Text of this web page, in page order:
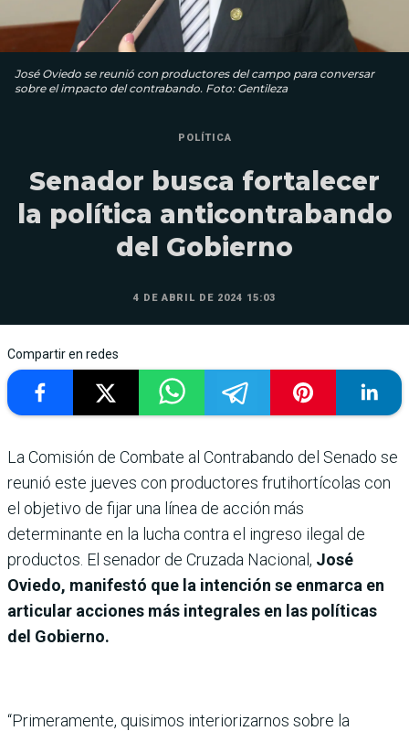
José Oviedo se reunió con productores del campo para conversar
sobre el impacto del contrabando. Foto: Gentileza
POLÍTICA
Senador busca fortalecer
la política anticontrabando
del Gobierno
4 DE ABRIL DE 2024 15:03
Compartir en redes
La Comisión de Combate al Contrabando del Senado se
reunió este jueves con productores frutihortícolas con
el objetivo de fijar una línea de acción más
determinante en la lucha contra el ingreso ilegal de
productos. El senador de Cruzada Nacional, José
Oviedo, manifestó que la intención se enmarca en
articular acciones más integrales en las políticas
del Gobierno.
“Primeramente, quisimos interiorizarnos sobre la